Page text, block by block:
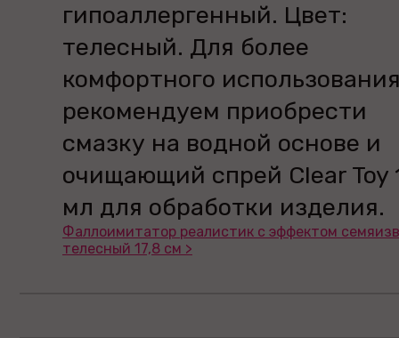
гипоаллергенный. Цвет:
телесный. Для более
комфортного
рекомендуем приобрести
смазку на водной основе и
очищающий спрей Clear Toy
мл для обработки изделия.
Фаллоимитатор реалистик с эффектом
телесный 17,8 см >